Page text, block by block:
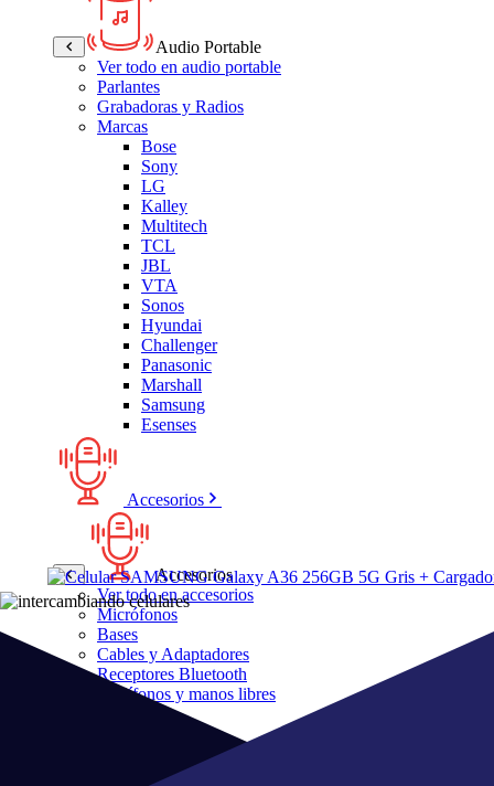
Audio Portable
Ver todo en audio portable
Parlantes
Grabadoras y Radios
Marcas
Bose
Sony
LG
Kalley
Multitech
TCL
JBL
VTA
Sonos
Hyundai
Challenger
Panasonic
Marshall
Samsung
Esenses
Accesorios
Accesorios
Ver todo en accesorios
Micrófonos
Bases
Cables y Adaptadores
Receptores Bluetooth
Audífonos y manos libres